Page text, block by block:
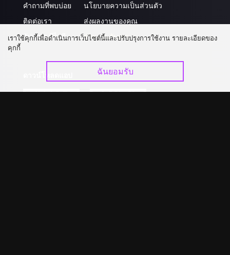
คำถามที่พบบ่อย
ติดต่อเรา
อัปเกรด วีไอพี
นโยบายความเป็นส่วนตัว
ส่งผลงานของคุณ
ร่วมงานกับเรา
เราใช้คุกกี้เพื่อดำเนินการเว็บไซต์นี้และปรับปรุงการใช้งาน รายละเอียดของ
คุกกี้
ฉันยอมรับ